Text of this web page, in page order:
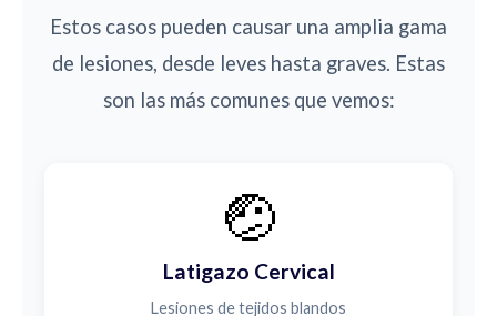
Estos casos pueden causar una amplia gama
de lesiones, desde leves hasta graves. Estas
son las más comunes que vemos:
🤕
Latigazo Cervical
Lesiones de tejidos blandos